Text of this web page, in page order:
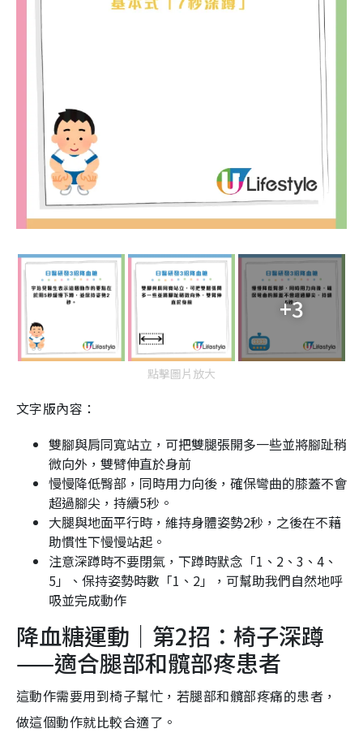
+3
點擊圖片放大
文字版內容：
雙腳與肩同寬站立，可把雙腿張開多一些並將腳趾稍
微向外，雙臂伸直於身前
慢慢降低臀部，同時用力向後，確保彎曲的膝蓋不會
超過腳尖，持續5秒。
大腿與地面平行時，維持身體姿勢2秒，之後在不藉
助慣性下慢慢站起。
注意深蹲時不要閉氣，下蹲時默念「1、2、3、4、
5」、保持姿勢時數「1、2」，可幫助我們自然地呼
吸並完成動作
降血糖運動｜第2招：椅子深蹲
——適合腿部和髖部疼患者
這動作需要用到椅子幫忙，若腿部和髖部疼痛的患者，
做這個動作就比較合適了。